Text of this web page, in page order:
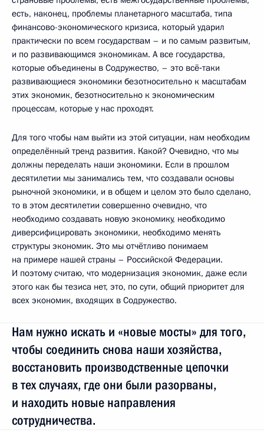
есть, наконец, проблемы планетарного масштаба, типа
финансово-экономического кризиса, который ударил
практически по всем государствам – и по самым развитым,
и по развивающимся экономикам. А все государства,
которые объединены в Содружество, – это всё‑таки
развивающиеся экономики безотносительно к масштабам
этих экономик, безотносительно к экономическим
процессам, которые у нас проходят.
Для того чтобы нам выйти из этой ситуации, нам необходим
определённый тренд развития. Какой? Очевидно, что мы
должны переделать наши экономики. Если в прошлом
десятилетии мы занимались тем, что создавали основы
рыночной экономики, и в общем и целом это было сделано,
то в этом десятилетии совершенно очевидно, что
необходимо создавать новую экономику, необходимо
диверсифицировать экономики, необходимо менять
структуры экономик. Это мы отчётливо понимаем
на примере нашей страны – Российской Федерации.
И поэтому считаю, что модернизация экономик, даже если
этого как­ бы тезиса нет, это, по сути, общий приоритет для
всех экономик, входящих в Содружество.
Нам нужно искать и «новые мосты» для того,
чтобы соединить снова наши хозяйства,
восстановить производственные цепочки
в тех случаях, где они были разорваны,
и находить новые направления
сотрудничества.